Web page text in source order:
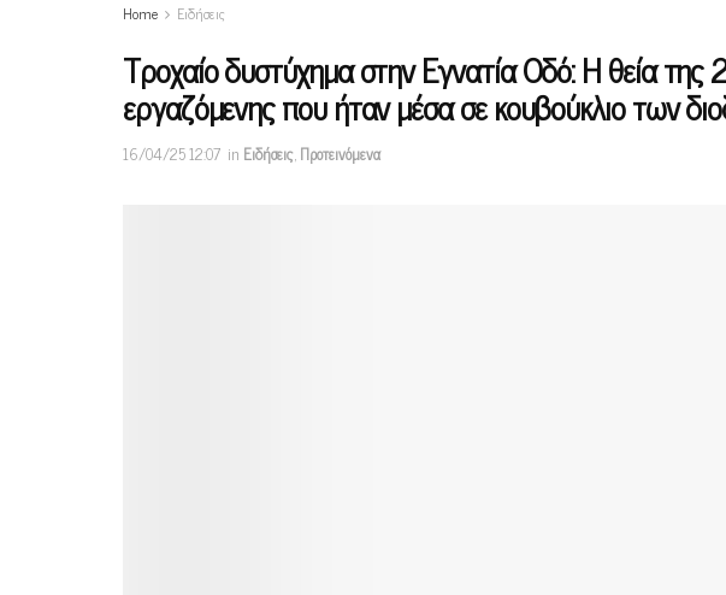
Home Ειδήσεις
Τροχαίο δυστύχημα στην Εγνατία Οδό: Η θεία της
εργαζόμενης που ήταν μέσα σε κουβούκλιο των
16/04/25 12:07 in Ειδήσεις,Προτεινόμενα